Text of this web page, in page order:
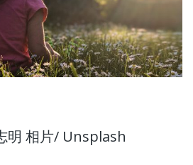
明 相片/ Unsplash